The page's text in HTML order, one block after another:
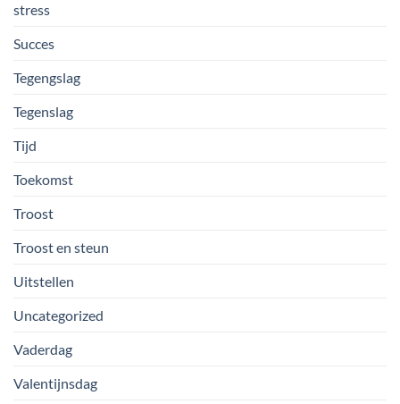
stress
Succes
Tegengslag
Tegenslag
Tijd
Toekomst
Troost
Troost en steun
Uitstellen
Uncategorized
Vaderdag
Valentijnsdag